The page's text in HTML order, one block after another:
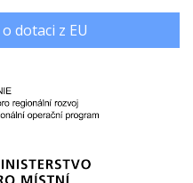
dotaci z EU